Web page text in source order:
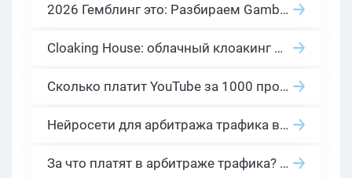
2026 Гемблинг это: Разбираем Gambling вертикаль, и все что связано с гемблинг и беттинг офферами
Cloaking House: облачный клоакинг для фильтрации ботов FB и Google Ads — гайд PHP-интеграции 2026
Сколько платит YouTube за 1000 просмотров в 2026: реальные цифры от 0.5 до 36 USD по ГЕО
Нейросети для арбитража трафика в 2026: инструменты, кейсы и AI-медиабайеры
За что платят в арбитраже трафика? 30 моделей оплаты в бурж и СНГ партнерках